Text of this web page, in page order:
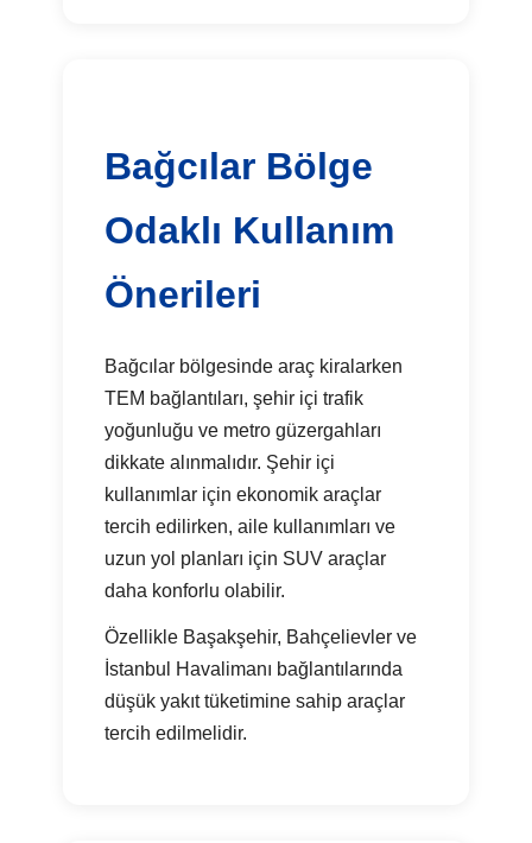
Bağcılar Bölge
Odaklı Kullanım
Önerileri
Bağcılar bölgesinde araç kiralarken
TEM bağlantıları, şehir içi trafik
yoğunluğu ve metro güzergahları
dikkate alınmalıdır. Şehir içi
kullanımlar için ekonomik araçlar
tercih edilirken, aile kullanımları ve
uzun yol planları için SUV araçlar
daha konforlu olabilir.
Özellikle Başakşehir, Bahçelievler ve
İstanbul Havalimanı bağlantılarında
düşük yakıt tüketimine sahip araçlar
tercih edilmelidir.